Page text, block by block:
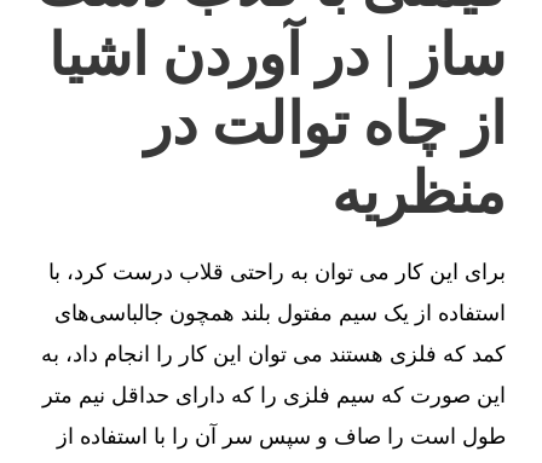
ساز | در آوردن اشیا
از چاه توالت در
منظریه
برای این کار می توان به راحتی قلاب درست کرد، با
استفاده از یک سیم مفتول بلند همچون جالباسی‌های
کمد که فلزی هستند می توان این کار را انجام داد، به
این صورت که سیم فلزی را که دارای حداقل نیم متر
طول است را صاف و سپس سر آن را با استفاده از